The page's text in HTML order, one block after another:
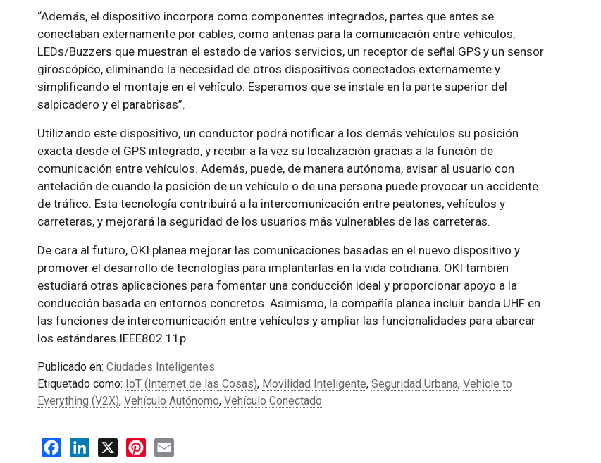
“Además, el dispositivo incorpora como componentes integrados, partes que antes se
conectaban externamente por cables, como antenas para la comunicación entre vehículos,
LEDs/Buzzers que muestran el estado de varios servicios, un receptor de señal GPS y un sensor
giroscópico, eliminando la necesidad de otros dispositivos conectados externamente y
simplificando el montaje en el vehículo. Esperamos que se instale en la parte superior del
salpicadero y el parabrisas”.
Utilizando este dispositivo, un conductor podrá notificar a los demás vehículos su posición
exacta desde el GPS integrado, y recibir a la vez su localización gracias a la función de
comunicación entre vehículos. Además, puede, de manera autónoma, avisar al usuario con
antelación de cuando la posición de un vehículo o de una persona puede provocar un accidente
de tráfico. Esta tecnología contribuirá a la intercomunicación entre peatones, vehículos y
carreteras, y mejorará la seguridad de los usuarios más vulnerables de las carreteras.
De cara al futuro, OKI planea mejorar las comunicaciones basadas en el nuevo dispositivo y
promover el desarrollo de tecnologías para implantarlas en la vida cotidiana. OKI también
estudiará otras aplicaciones para fomentar una conducción ideal y proporcionar apoyo a la
conducción basada en entornos concretos. Asimismo, la compañía planea incluir banda UHF en
las funciones de intercomunicación entre vehículos y ampliar las funcionalidades para abarcar
los estándares IEEE802.11p.
Publicado en: Ciudades Inteligentes
Etiquetado como: IoT (Internet de las Cosas), Movilidad Inteligente, Seguridad Urbana, Vehicle to
Everything (V2X), Vehículo Autónomo, Vehículo Conectado
FacebookLinkedIn
X PinterestEmail